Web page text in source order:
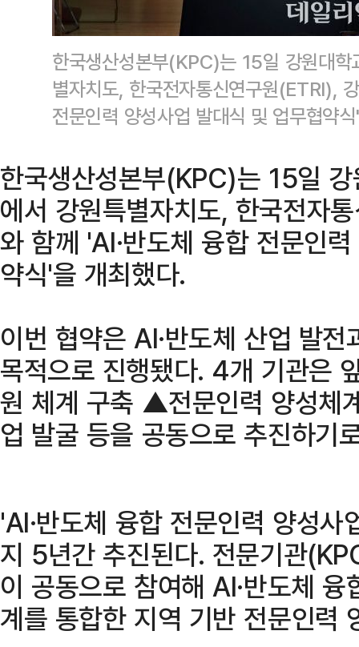
한국생산성본부(KPC)는 15일 강원대학
별자치도, 한국전자통신연구원(ETRI),
전문인력 양성사업 발대식 및 업무협약
한국생산성본부(KPC)는 15일
에서 강원특별자치도, 한국전자
와 함께 'AI·반도체 융합 전문인
약식'을 개최했다.
이번 협약은 AI·반도체 산업 발
목적으로 진행됐다. 4개 기관은
원 체계 구축 ▲전문인력 양성체
업 발굴 등을 공동으로 추진하기
'AI·반도체 융합 전문인력 양성
지 5년간 추진된다. 전문기관
이 공동으로 참여해 AI·반도체
계를 통합한 지역 기반 전문인력